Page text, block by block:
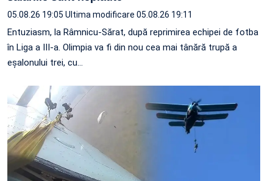
05.08.26 19:05 Ultima modificare 05.08.26 19:11
Entuziasm, la Râmnicu-Sărat, după reprimirea echipei de fotba
în Liga a III-a. Olimpia va fi din nou cea mai tânără trupă a
eșalonului trei, cu…